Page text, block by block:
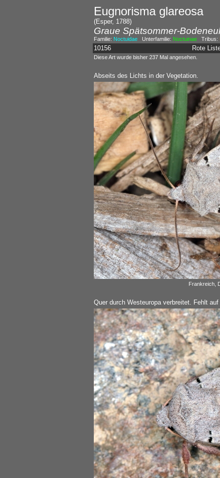
Eugnorisma glareosa
(Esper, 1788)
Graue Spätsommer-
Familie: NoctuidaeUnterfamilie: NoctuinaeTribus:
10156 Rote
Diese Art wurde bisher 237 Mal angesehen.
Abseits des Lichts in der Vegetation.
Frankreich,
Quer durch Westeuropa verbreitet. Fehlt